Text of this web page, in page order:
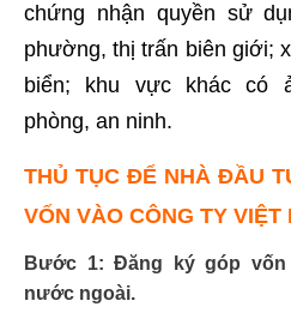
chứng nhận quyền sử
phường, thị trấn biên giới;
biển; khu vực khác có
phòng, an ninh.
THỦ TỤC ĐỂ NHÀ ĐẦU
VỐN VÀO CÔNG TY VIỆT
Bước 1:Đăng ký góp
nước ngoài.